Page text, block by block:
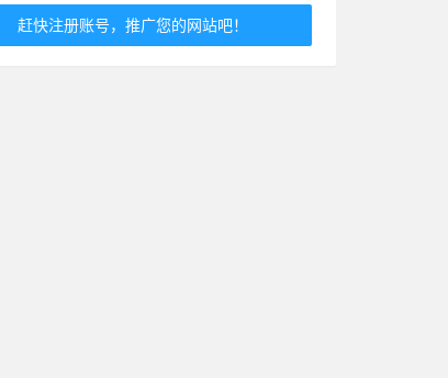
赶快注册账号，推广您的网站吧！